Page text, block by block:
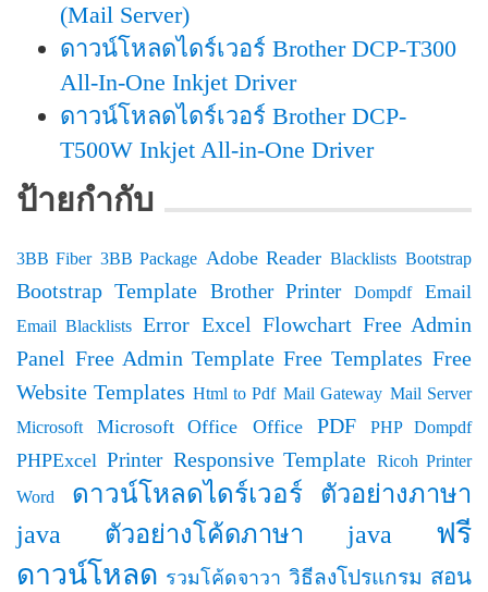
(Mail Server)
ดาวน์โหลดไดร์เวอร์ Brother DCP-T300
All-In-One Inkjet Driver
ดาวน์โหลดไดร์เวอร์ Brother DCP-
T500W Inkjet All-in-One Driver
ป้ายกำกับ
3BB Fiber 3BB Package Adobe Reader Blacklists Bootstrap
Bootstrap Template Brother Printer Dompdf Email
Email Blacklists Error Excel Flowchart Free Admin
Panel Free Admin Template Free Templates Free
Website Templates Html to Pdf Mail Gateway Mail Server
Microsoft
Microsoft Office Office PDF PHP Dompdf
PHPExcel Printer Responsive Template Ricoh Printer
Word
ดาวน์โหลดไดร์เวอร์
ตัวอย่างภาษา
java
ตัวอย่างโค้ดภาษา java
ฟรี
ดาวน์โหลด รวมโค้ดจาวา วิธีลงโปรแกรม สอน